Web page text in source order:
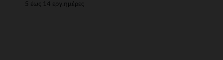
5 έως 14 εργ.ημέρες